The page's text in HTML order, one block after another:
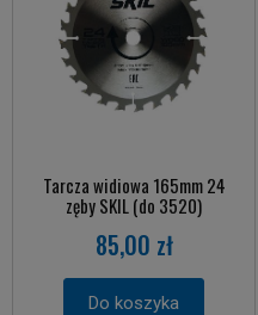
Tarcza widiowa 165mm 24
zęby SKIL (do 3520)
85,00 zł
Do koszyka